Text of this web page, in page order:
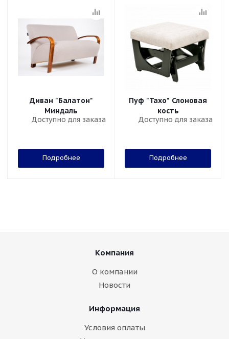
Диван "Балатон"
Миндаль
Доступно для заказа
Подробнее
Пуф "Тахо" Слоновая
кость
Доступно для заказа
Подробнее
Компания
О компании
Новости
Информация
Условия оплаты